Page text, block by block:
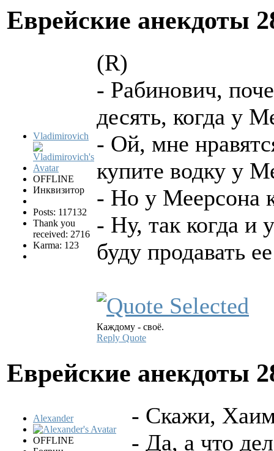
Еврейские анекдоты
Vladimirovich
OFFLINE
Инквизитор
Posts: 117132
Thank you
received: 2716
Karma: 123
(R)
- Рабинович,
десять, когда у
- Ой, мне
купите водку у
- Но у Меерсона
- Ну, так когда и
буду продавать
Каждому - своё.
Reply Quote
Еврейские анекдоты
Alexander
OFFLINE
- Скажи,
- Да, а что